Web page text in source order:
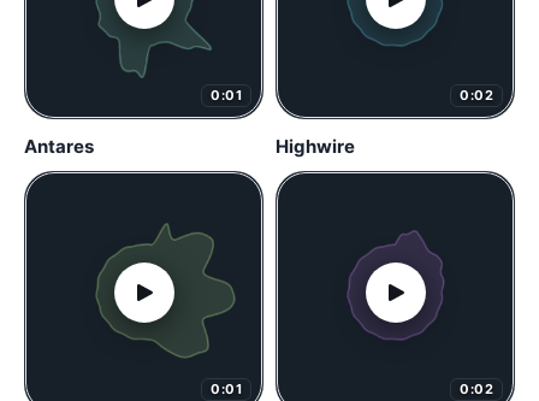
0:01
Antares
0:02
Highwire
0:01 0:02